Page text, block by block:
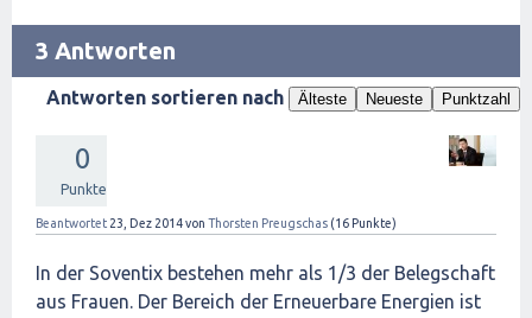
3 Antworten
Antworten sortieren nach Älteste Neueste Punktzahl
0
Punkte
Beantwortet 23, Dez 2014von Thorsten Preugschas (16 Punkte)
In der Soventix bestehen mehr als 1/3 der Belegschaft
aus Frauen. Der Bereich der Erneuerbare Energien ist